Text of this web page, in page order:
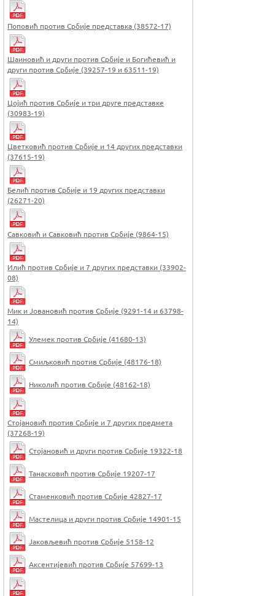
Поповић против Србије представка (38572-17)
Шаиновић и други против Србије и Богићевић и
други против Србије (39257-19 и 63511-19)
Цојић против Србије и три друге представке
(30983-19)
Цветковић против Србије и 14 других представки
(37615-19)
Белић против Србије и 19 других представки
(26271-20)
Савковић и Савковић против Србије (9864-15)
Илић против Србије и 7 других представки (33902-
08)
Мик и Јовановић против Србије (9291-14 и 63798-
14)
Улемек против Србије (41680-13)
Смиљковић против Србије (48176-18)
Николић против Србије (48162-18)
Стојановић против Србије и 7 других предмета
(37268-19)
Стојановић и други против Србије 19322-18
Танасковић против Србије 19207-17
Стаменковић против Србије 42827-17
Мастелица и други против Србије 14901-15
Јаковљевић против Србије 5158-12
Аксентијевић против Србије 57699-13